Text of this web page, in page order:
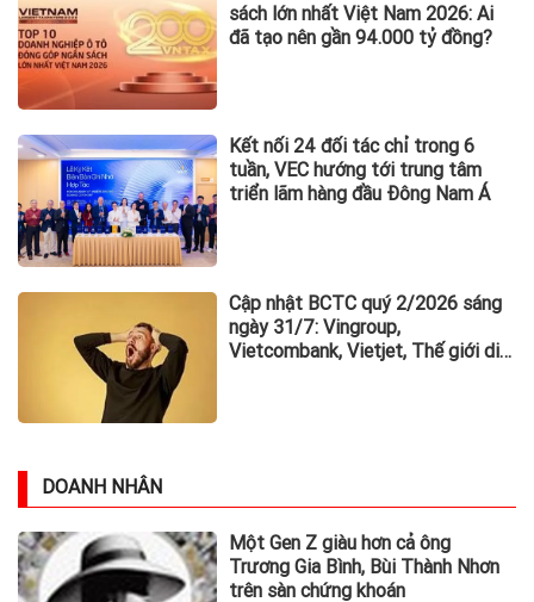
sách lớn nhất Việt Nam 2026: Ai
đã tạo nên gần 94.000 tỷ đồng?
Kết nối 24 đối tác chỉ trong 6
tuần, VEC hướng tới trung tâm
triển lãm hàng đầu Đông Nam Á
Cập nhật BCTC quý 2/2026 sáng
ngày 31/7: Vingroup,
Vietcombank, Vietjet, Thế giới di
DOANH NHÂN
Một Gen Z giàu hơn cả ông
Trương Gia Bình, Bùi Thành Nhơn
trên sàn chứng khoán